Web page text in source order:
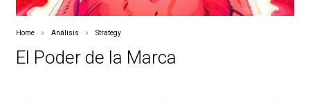
Home Análisis Strategy
El Poder de la Marca